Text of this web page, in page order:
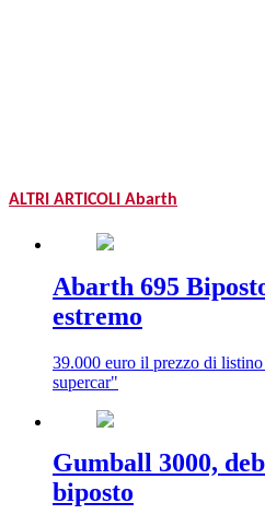
ALTRI ARTICOLI Abarth
Abarth 695
estremo
39.000 euro il prezzo di
supercar"
Gumball 3000,
biposto